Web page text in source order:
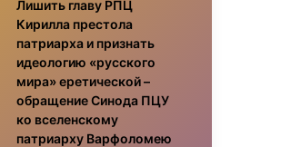
Лишить главу РПЦ
Кирилла престола
патриарха и признать
идеологию «русского
мира» еретической –
обращение Синода ПЦУ
ко вселенскому
патриарху Варфоломею